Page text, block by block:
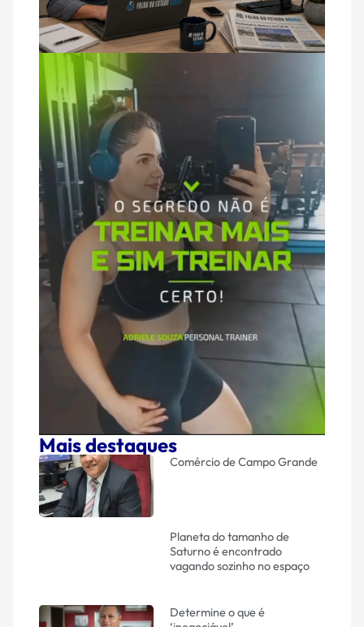
Mais destaques
Comércio de Campo Grande
Planeta do tamanho de
Saturno é encontrado
vagando sozinho no espaço
Determine o que é